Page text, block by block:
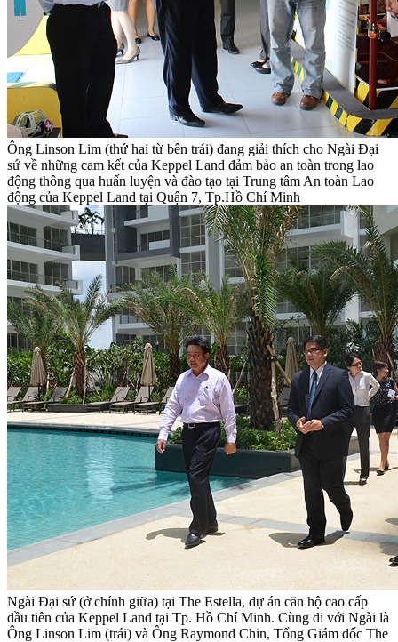
Ông Linson Lim (thứ hai từ bên trái) đang giải thích cho Ngài Đại
sứ về những cam kết của Keppel Land đảm bảo an toàn trong lao
động thông qua huấn luyện và đào tạo tại Trung tâm An toàn Lao
động của Keppel Land tại Quận 7, Tp.Hồ Chí Minh
Ngài Đại sứ (ở chính giữa) tại The Estella, dự án căn hộ cao cấp
đầu tiên của Keppel Land tại Tp. Hồ Chí Minh. Cùng đi với Ngài là
Ông Linson Lim (trái) và Ông Raymond Chin, Tổng Giám đốc The